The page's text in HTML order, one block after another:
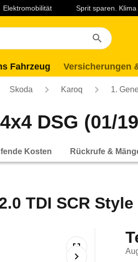
Elektromobilität Sprit sparen.
Fahrzeug Versicherungen
Skoda Karoq 1.
DSG (01/
Kosten Rückrufe &
TDI SCR Style